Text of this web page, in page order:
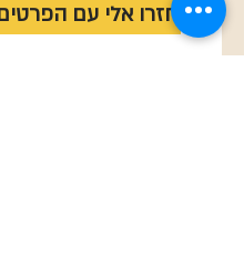
<< חזרו אלי עם